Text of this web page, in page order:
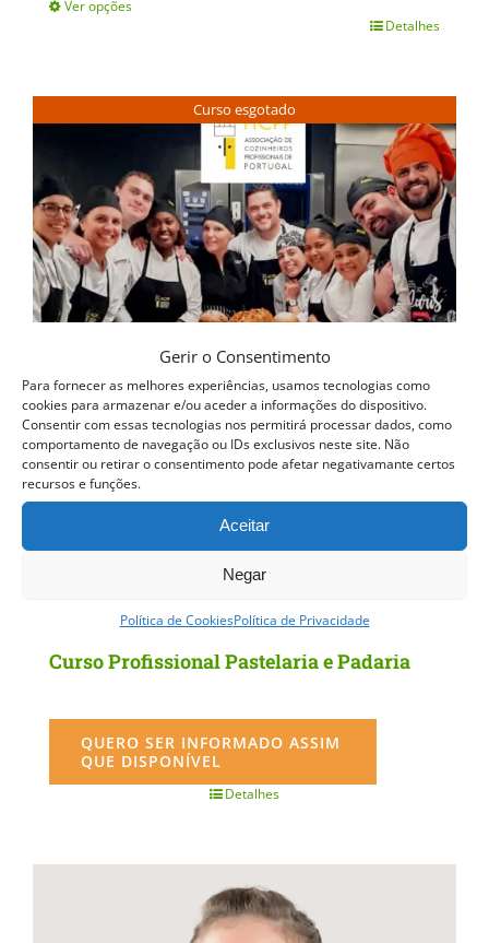
Gerir o Consentimento
Para fornecer as melhores experiências, usamos tecnologias como
cookies para armazenar e/ou aceder a informações do dispositivo.
Consentir com essas tecnologias nos permitirá processar dados, como
comportamento de navegação ou IDs exclusivos neste site. Não
consentir ou retirar o consentimento pode afetar negativamante certos
recursos e funções.
Aceitar
Negar
Política de CookiesPolítica de Privacidade
Ver opções
has
variants.
The
options
may
be
on
the
product
page
Detalhes
Curso esgotado
Curso Profissional Pastelaria e Padaria
QUERO SER INFORMADO ASSIM
QUE DISPONÍVEL
Detalhes